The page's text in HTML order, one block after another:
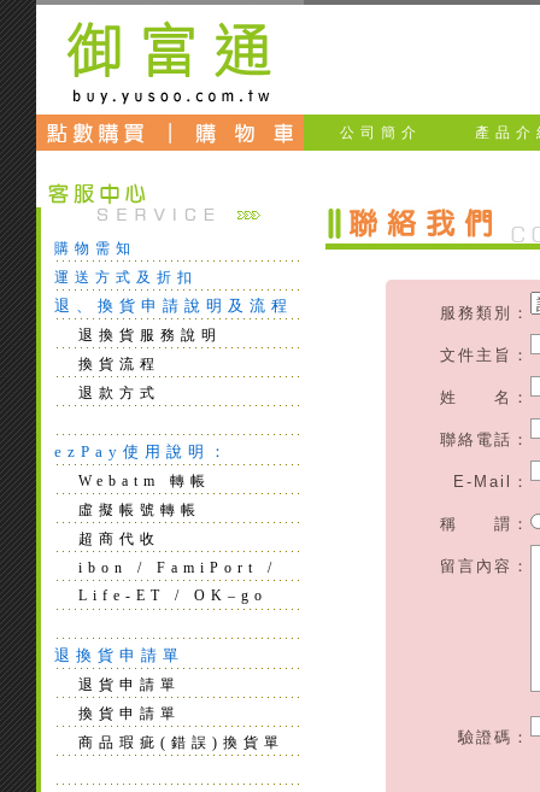
公司簡介 產品介
購物需知
運送方式及折扣
退、換貨申請說明及流程
退換貨服務說明
換貨流程
退款方式
ezPay使用說明：
Webatm 轉帳
虛擬帳號轉帳
超商代收
ibon / FamiPort /
Life-ET / OK–go
退換貨申請單
退貨申請單
換貨申請單
商品瑕疵(錯誤)換貨單
服務類別：
文件主旨：
姓 名：
聯絡電話：
E-Mail：
稱 謂：
留言內容：
驗證碼：